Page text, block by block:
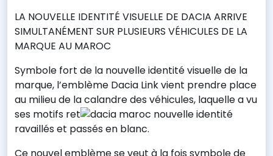
LA NOUVELLE IDENTITÉ VISUELLE DE DACIA ARRIVE
SIMULTANÉMENT SUR PLUSIEURS VÉHICULES DE LA
MARQUE AU MAROC
Symbole fort de la nouvelle identité visuelle de la
marque, l’emblème Dacia Link vient prendre place
au milieu de la calandre des véhicules, laquelle a vu
ses motifs ret
ravaillés et passés en blanc.